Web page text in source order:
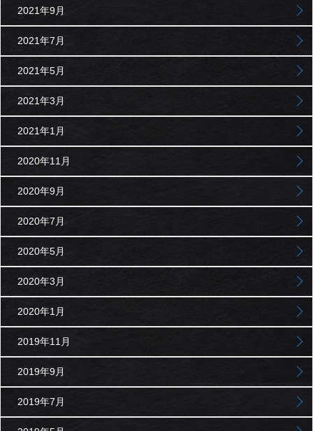
2021年9月
2021年7月
2021年5月
2021年3月
2021年1月
2020年11月
2020年9月
2020年7月
2020年5月
2020年3月
2020年1月
2019年11月
2019年9月
2019年7月